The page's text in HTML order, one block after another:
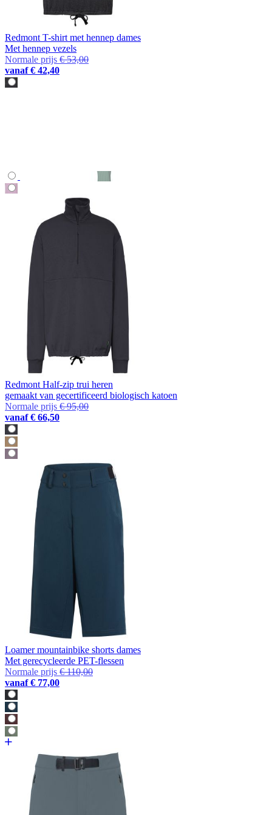
Redmont T-shirt met hennep dames
Met hennep vezels
Normale prijs € 53,00
vanaf € 42,40
Redmont Half-zip trui heren
gemaakt van gecertificeerd biologisch katoen
Normale prijs € 95,00
vanaf € 66,50
Loamer mountainbike shorts dames
Met gerecycleerde PET-flessen
Normale prijs € 110,00
vanaf € 77,00